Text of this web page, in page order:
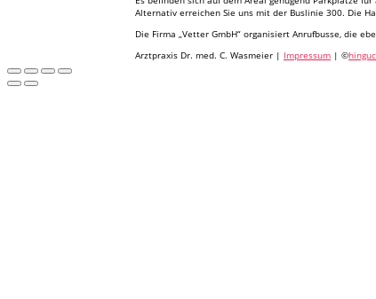
Alternativ erreichen Sie uns mit der Buslinie 300. Die
Die Firma „Vetter GmbH“ organisiert Anrufbusse, die
Arztpraxis Dr. med. C. Wasmeier | Impressum | ©